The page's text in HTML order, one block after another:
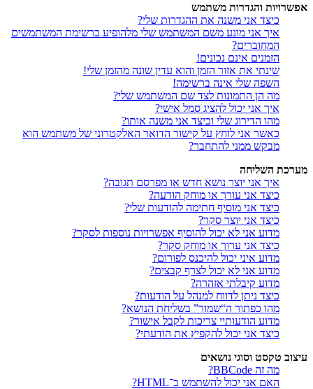
אפשרויות והגדרות משתמש
כיצד אני משנה את ההגדרות שלי?
איך אני מונע משם המשתמש שלי מלהופיע ברשימת המשתמשים
המחוברים?
הזמנים אינם נכונים!
שינתי את אזור הזמן והוא עדין שונה מהזמן שלי!
השפה שלי אינה ברשימה!
מה הן התמונות לצד שם המשתמש שלי?
איך אני יכול להציג סמל אישי?
מהו הדירוג שלי וכיצד אני משנה אותו?
כאשר אני לוחץ על קישור הדואר האלקטרוני של משתמש הוא
מבקש ממני להתחבר?
מערכת השליחה
איך אני יוצר נושא חדש או מפרסם תגובה?
כיצד אני עורך או מוחק הודעה?
כיצד אני מוסיף חתימה להודעות שלי?
כיצד אני יוצר סקר?
מדוע אני לא יכול להוסיף אפשרויות נוספות לסקר?
כיצד אני ערוך או מוחק סקר?
מדוע איני יכול להיכנס לפורום?
מדוע אני לא יכול לצרף קבצים?
מדוע קיבלתי אזהרה?
כיצד ניתן לדווח למנהל על הודעות?
מהו כפתור ה“שמור” בשליחת הנושא?
מדוע הודעותיי צריכות לקבל אישור?
כיצד אני יכול להקפיץ את הודעתי?
עיצוב טקסט וסוגי נושאים
מה זה BBCode?
האם אני יכול להשתמש ב־HTML?